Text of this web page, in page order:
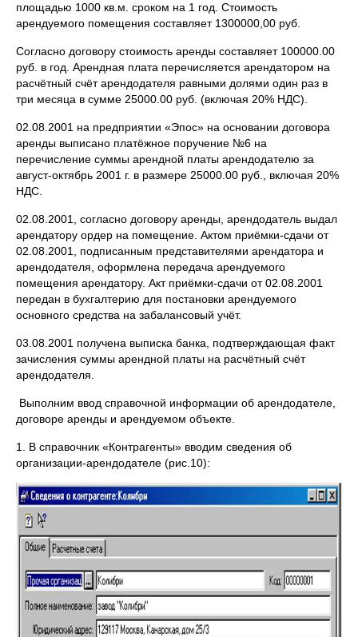
площадью 1000 кв.м. сроком на 1 год. Стоимость
арендуемого помещения составляет 1300000,00 руб.
Согласно договору стоимость аренды составляет 100000.00
руб. в год. Арендная плата перечисляется арендатором на
расчётный счёт арендодателя равными долями один раз в
три месяца в сумме 25000.00 руб. (включая 20% НДС).
02.08.2001 на предприятии «Эпос» на основании договора
аренды выписано платёжное поручение №6 на
перечисление суммы арендной платы арендодателю за
август-октябрь 2001 г. в размере 25000.00 руб., включая 20%
НДС.
02.08.2001, согласно договору аренды, арендодатель выдал
арендатору ордер на помещение. Актом приёмки-сдачи от
02.08.2001, подписанным представителями арендатора и
арендодателя, оформлена передача арендуемого
помещения арендатору. Акт приёмки-сдачи от 02.08.2001
передан в бухгалтерию для постановки арендуемого
основного средства на забалансовый учёт.
03.08.2001 получена выписка банка, подтверждающая факт
зачисления суммы арендной платы на расчётный счёт
арендодателя.
Выполним ввод справочной информации об арендодателе,
договоре аренды и арендуемом объекте.
1. В справочник «Контрагенты» вводим сведения об
организации-арендодателе (рис.10):